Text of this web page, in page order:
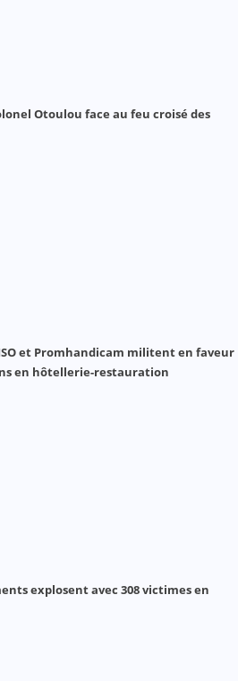
Otoulou face au feu croisé des
et Promhandicam militent en faveur
en hôtellerie-restauration
explosent avec 308 victimes en